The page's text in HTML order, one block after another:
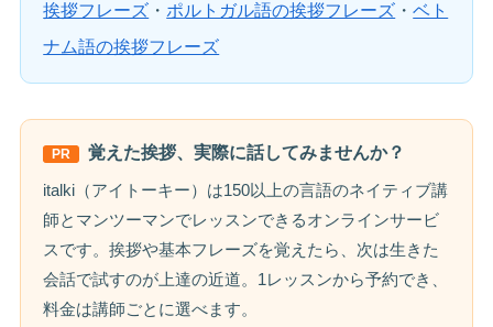
挨拶フレーズ ・ ポルトガル語の挨拶フレーズ ・ベト
ナム語の挨拶フレーズ
PR
覚えた挨拶、実際に話してみませんか？
italki（アイトーキー）は150以上の言語のネイティブ講
師とマンツーマンでレッスンできるオンラインサービ
スです。挨拶や基本フレーズを覚えたら、次は生きた
会話で試すのが上達の近道。1レッスンから予約でき、
料金は講師ごとに選べます。